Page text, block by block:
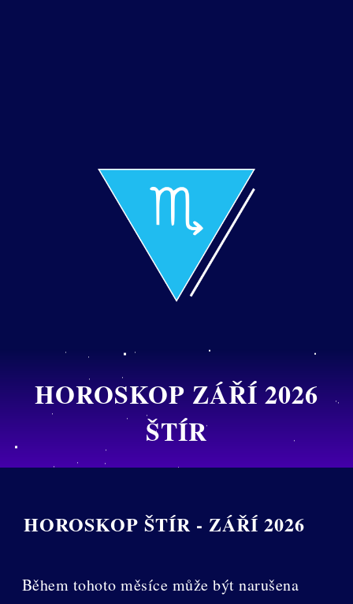
HOROSKOP ZÁŘÍ 2026
ŠTÍR
HOROSKOP ŠTÍR - ZÁŘÍ 2026
Během tohoto měsíce může být narušena